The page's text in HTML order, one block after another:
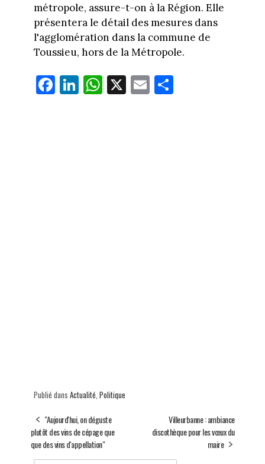
métropole, assure-t-on à la Région. Elle
présentera le détail des mesures dans
l'agglomération dans la commune de
Toussieu, hors de la Métropole.
Fa
ce
Li
nk
W
ha
X E
m
Pa
Publié dans Actualité, Politique
"Aujourd'hui, on déguste
plutôt des vins de cépage que
que des vins d'appellation"
Villeurbanne : ambiance
discothèque pour les vœux du
maire